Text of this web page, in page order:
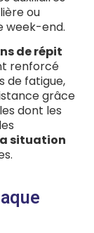
ou
week-end.
de répit
renforcé
de fatigue,
grâce
dont les
situation